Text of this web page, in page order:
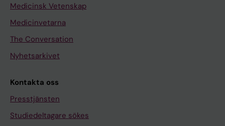
Medicinsk Vetenskap
Medicinvetarna
The Conversation
Nyhetsarkivet
Kontakta oss
Presstjänsten
Studiedeltagare sökes